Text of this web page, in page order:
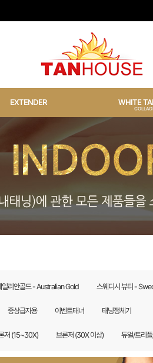
EXTENDER WHITE
일리안골드 - Australian Gold 스웨디시 뷰티 -
중상급자용 이벤트태너 태닝정체기
저 (15~30X) 브론저 (30X 이상) 듀얼/트리